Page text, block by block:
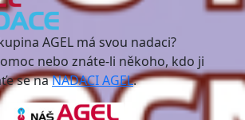
AGEL má svou nadaci?
nebo znáte-li někoho, kdo ji
se naNADACI AGEL.